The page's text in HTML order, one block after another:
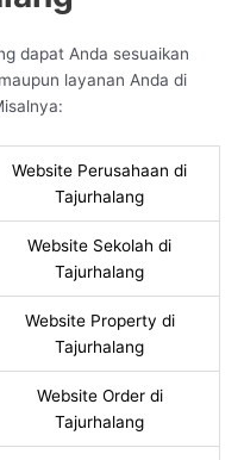
dapat Anda sesuaikan
layanan Anda di
Website Perusahaan di
Tajurhalang
Website Sekolah di
Tajurhalang
Website Property di
Tajurhalang
Website Order di
Tajurhalang